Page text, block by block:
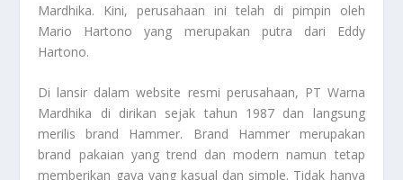
Mardhika. Kini, perusahaan ini telah di pimpin oleh
Mario Hartono yang merupakan putra dari Eddy
Hartono.
Di lansir dalam website resmi perusahaan, PT Warna
Mardhika di dirikan sejak tahun 1987 dan langsung
merilis brand Hammer. Brand Hammer merupakan
brand pakaian yang trend dan modern namun tetap
memberikan gaya yang kasual dan simple. Tidak hanya